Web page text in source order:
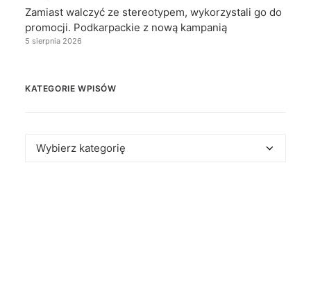
Zamiast walczyć ze stereotypem, wykorzystali go do
promocji. Podkarpackie z nową kampanią
5 sierpnia 2026
KATEGORIE WPISÓW
Kategorie